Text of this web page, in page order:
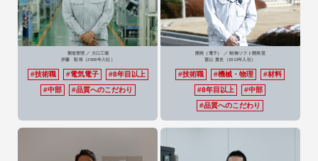
製造管理 ／ 大口工場
伊藤 彰将 （2009年入社）
#技術職 #電気電子
#8年目以上
#中部
#品質へのこだわり
開発（電子） ／ 制御ソフト開発室
冨山 貴史
（2013年入社）
#技術職 #機械・物理
#材料
#8年目以上
#中部
#品質へのこだわり
MY PAGE ENTRY
2028卒 ENTRY